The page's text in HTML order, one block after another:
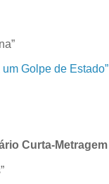
Golpe de Estado”
Curta-Metragem